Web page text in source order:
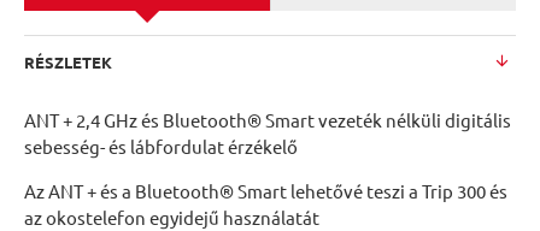
RÉSZLETEK
ANT + 2,4 GHz és Bluetooth® Smart vezeték nélküli digitális
sebesség- és lábfordulat érzékelő
Az ANT + és a Bluetooth® Smart lehetővé teszi a Trip 300 és
az okostelefon egyidejű használatát